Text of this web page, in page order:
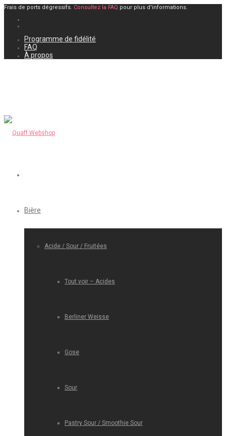
Frais de ports dégressifs. Consultez la FAQ pour plus d'informations.
Programme de fidélité
FAQ
À propos
Bière
Acide / Sour / Fruitées
Tout voir – Acides
Berliner Weisse
Gose
Sour
Pastry Sour / Smoothie Sour